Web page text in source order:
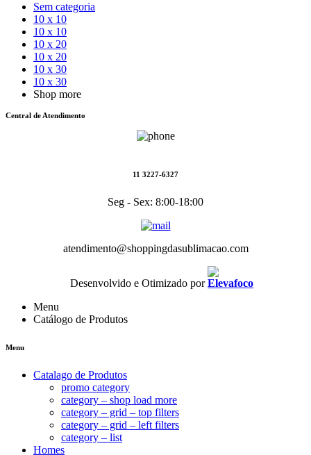
Sem categoria
10 x 10
10 x 10
10 x 20
10 x 20
10 x 30
10 x 30
Shop more
Central de Atendimento
11 3227-6327
Seg - Sex: 8:00-18:00
atendimento@shoppingdasublimacao.com
Desenvolvido e Otimizado por
Menu
Catálogo de Produtos
Menu
Catalago de Produtos
promo category
category – shop load more
category – grid – top filters
category – grid – left filters
category – list
Homes